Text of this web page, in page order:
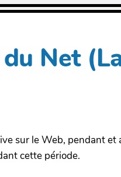
Net
sur le Web, pendant et
cette période.